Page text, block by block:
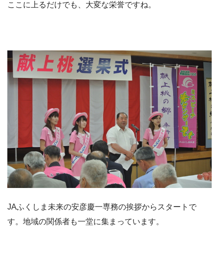
ここに上るだけでも、大変な栄誉ですね。
JAふくしま未来の安彦慶一専務の挨拶からスタートで
す。地域の関係者も一堂に集まっています。